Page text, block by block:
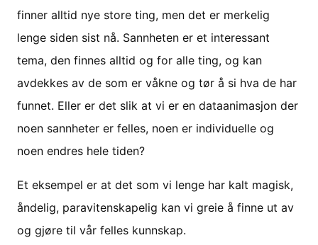
finner alltid nye store ting, men det er merkelig
lenge siden sist nå. Sannheten er et interessant
tema, den finnes alltid og for alle ting, og kan
avdekkes av de som er våkne og tør å si hva de har
funnet. Eller er det slik at vi er en dataanimasjon der
noen sannheter er felles, noen er individuelle og
noen endres hele tiden?
Et eksempel er at det som vi lenge har kalt magisk,
åndelig, paravitenskapelig kan vi greie å finne ut av
og gjøre til vår felles kunnskap.